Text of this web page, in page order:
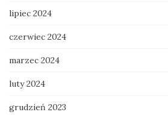
lipiec 2024
czerwiec 2024
marzec 2024
luty 2024
grudzień 2023